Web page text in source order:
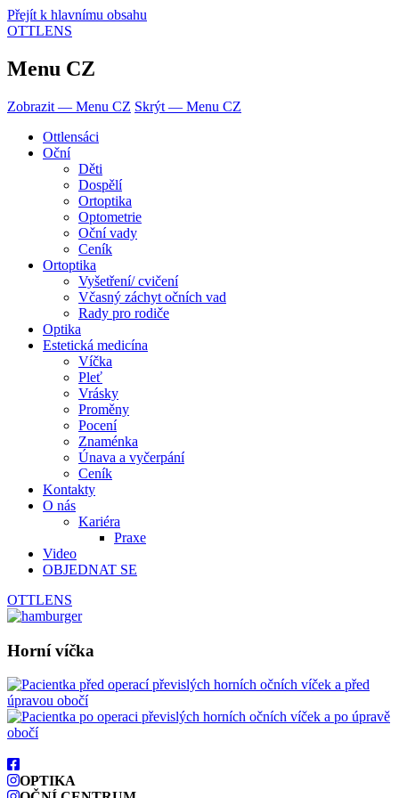
Přejít k hlavnímu obsahu
OTTLENS
Menu CZ
Zobrazit — Menu CZ Skrýt — Menu CZ
Ottlensáci
Oční
Děti
Dospělí
Ortoptika
Optometrie
Oční vady
Ceník
Ortoptika
Vyšetření/ cvičení
Včasný záchyt očních vad
Rady pro rodiče
Optika
Estetická medicína
Víčka
Pleť
Vrásky
Proměny
Pocení
Znaménka
Únava a vyčerpání
Ceník
Kontakty
O nás
Kariéra
Praxe
Video
OBJEDNAT SE
OTTLENS
Horní víčka
OPTIKA